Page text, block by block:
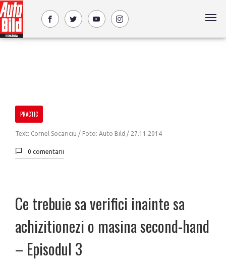
PRACTIC
Text: Cornel Socariciu / Foto: Auto Bild / 27.11.2014
0 comentarii
Ce trebuie sa verifici inainte sa
achizitionezi o masina second-hand
– Episodul 3